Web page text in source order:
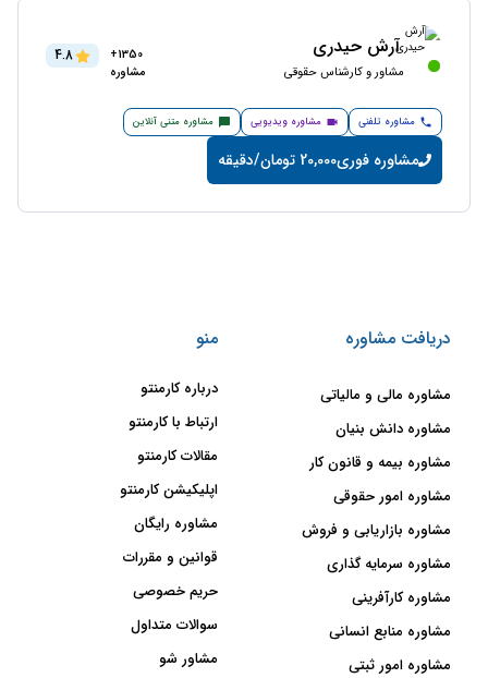
آرش حیدری
مشاور و کارشناس حقوقی
1350+
مشاوره
4.8
مشاوره تلفنی مشاوره ویدیویی مشاوره متنی آنلاین
مشاوره فوری20,000 تومان/دقیقه
دریافت مشاوره
مشاوره مالی و مالیاتی
مشاوره دانش بنیان
مشاوره بیمه و قانون کار
مشاوره امور حقوقی
مشاوره بازاریابی و فروش
مشاوره سرمایه گذاری
مشاوره کارآفرینی
مشاوره منابع انسانی
مشاوره امور ثبتی
منو
درباره کارمنتو
ارتباط با کارمنتو
مقالات کارمنتو
اپلیکیشن کارمنتو
مشاوره رایگان
قوانین و مقررات
حریم خصوصی
سوالات متداول
مشاور شو